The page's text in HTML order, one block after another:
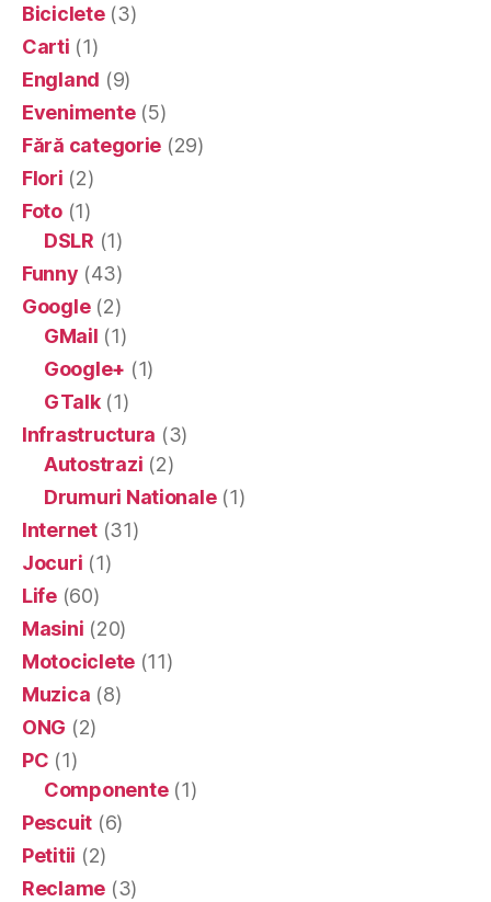
Biciclete(3)
Carti (1)
England (9)
Evenimente(5)
Fără categorie (29)
Flori (2)
Foto(1)
DSLR (1)
Funny (43)
Google(2)
GMail (1)
Google+ (1)
GTalk(1)
Infrastructura (3)
Autostrazi (2)
Drumuri Nationale(1)
Internet(31)
Jocuri (1)
Life(60)
Masini (20)
Motociclete (11)
Muzica (8)
ONG (2)
PC (1)
Componente(1)
Pescuit (6)
Petitii (2)
Reclame (3)